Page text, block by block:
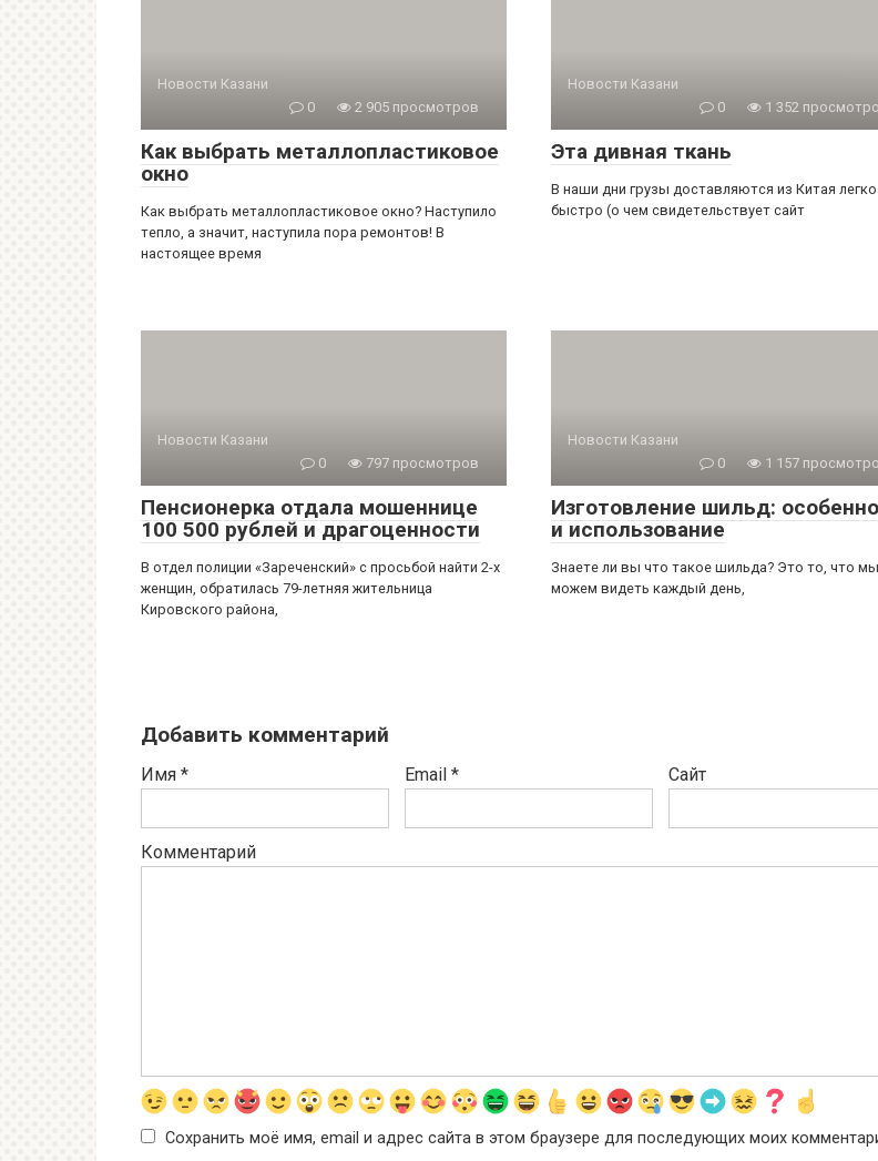
Новости Казани
0
2 905 просмотров
Как выбрать металлопластиковое
окно
Как выбрать металлопластиковое окно? Наступило
тепло, а значит, наступила пора ремонтов! В
настоящее время
Новости Казани
0
1 352
Эта дивная ткань
В наши дни грузы доставляются из Китая легко
быстро (о чем свидетельствует сайт
Новости Казани
0
797 просмотров
Пенсионерка отдала мошеннице
100 500 рублей и драгоценности
В отдел полиции «Зареченский» с просьбой найти 2-х
женщин, обратилась 79-летняя жительница
Кировского района,
Новости Казани
0
1 157
Изготовление шильд:
и использование
Знаете ли вы что такое шильда? Это то, что мы
можем видеть каждый день,
Добавить комментарий
Имя * Email * Сайт
Комментарий
Сохранить моё имя, email и адрес сайта в этом браузере для последующих моих